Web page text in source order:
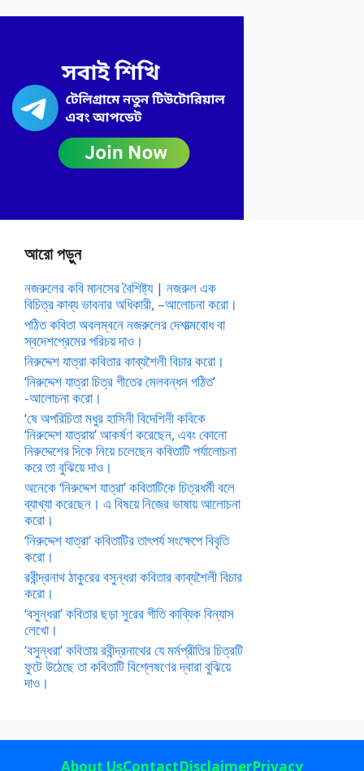
আরো পড়ুন
নজরুলের কবি মানসের বৈশিষ্ট্য | নজরুল এক
বিচিত্র কাব্য ভাবনার অধিকারী, –আলোচনা করো।
পঠিত কবিতা অবলম্বনে নজরুলের দেশাত্মবোধ বা
স্বদেশপ্রেমের পরিচয় দাও।
নিরুদ্দেশ যাত্রা কবিতার কাব্যশৈলী বিচার করো।
‘নিরুদ্দেশ যাত্রা চিত্র গীতের মেলবন্ধন গঠিত’
-আলোচনা করো।
‘ষে অপরিচিতা মধুর হাসিনী বিদেশিনী কবিকে
‘নিরুদ্দেশ যাত্রায়’ আকর্ষণ করেছেন, এবং কোনো
নিরুদ্দেশের দিকে নিয়ে চলেছেন কবিতাটি পর্যালোচনা
করে তা বুঝিয়ে দাও।
অনেকে ‘নিরুদ্দেশ যাত্রা’ কবিতাটিকে চিত্রধর্মী বলে
ব্যাখ্যা করেছেন। এ বিষয়ে নিজের ভাষায় আলোচনা
করো।
‘নিরুদ্দেশ যাত্রা’ কবিতাটির তাৎপর্য সংক্ষেপে বিবৃতি
করো।
রবীন্দ্রনাথ ঠাকুরের বসুন্ধরা কবিতার কাব্যশৈলী বিচার
করো।
‘বসুন্ধরা’ কবিতার ছড়া সুরের গীতি কাব্যিক বিন্যাস
লেখো।
‘বসুন্ধরা’ কবিতায় রবীন্দ্রনাথের যে মর্মপ্রীতির চিত্রটি
ফুটে উঠেছে তা কবিতাটি বিশ্লেষণের দ্বারা বুঝিয়ে
দাও।
About UsContactDisclaimerPrivacy